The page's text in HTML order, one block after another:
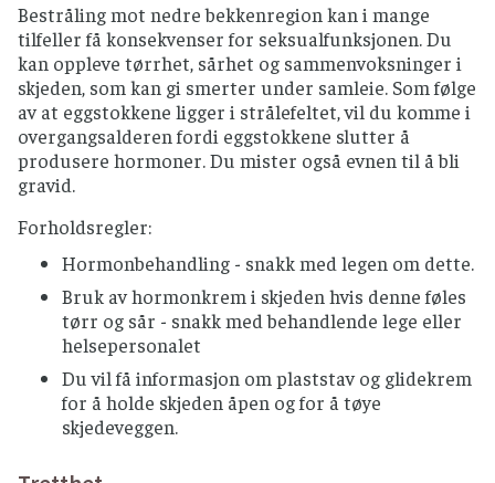
Bestråling mot nedre bekkenregion kan i mange
tilfeller få konsekvenser for seksualfunksjonen. Du
kan oppleve tørrhet, sårhet og sammenvoksninger i
skjeden, som kan gi smerter under samleie. Som følge
av at eggstokkene ligger i strålefeltet, vil du komme i
overgangsalderen fordi eggstokkene slutter å
produsere hormoner. Du mister også evnen til å bli
gravid.
Forholdsregler:
Hormonbehandling - snakk med legen om dette.
Bruk av hormonkrem i skjeden hvis denne føles
tørr og sår - snakk med behandlende lege eller
helsepersonalet
Du vil få informasjon om plaststav og glidekrem
for å holde skjeden åpen og for å tøye
skjedeveggen.